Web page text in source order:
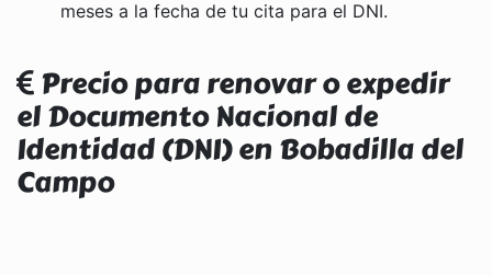
meses a la fecha de tu cita para el DNI.
Precio para renovar o expedir
el Documento Nacional de
Identidad (DNI) en Bobadilla del
Campo